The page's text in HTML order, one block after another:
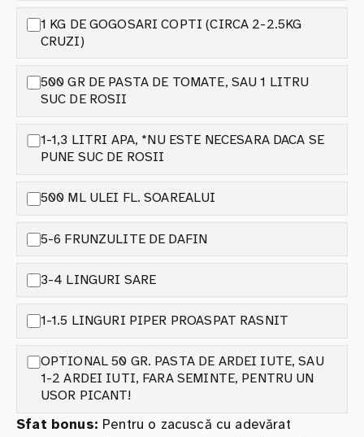
1 KG DE GOGOSARI COPTI (CIRCA 2-2.5KG
CRUZI)
500 GR DE PASTA DE TOMATE, SAU 1 LITRU
SUC DE ROSII
1-1,3 LITRI APA, *NU ESTE NECESARA DACA SE
PUNE SUC DE ROSII
500 ML ULEI FL. SOAREALUI
5-6 FRUNZULITE DE DAFIN
3-4 LINGURI SARE
1-1.5 LINGURI PIPER PROASPAT RASNIT
OPTIONAL 50 GR. PASTA DE ARDEI IUTE, SAU
1-2 ARDEI IUTI, FARA SEMINTE, PENTRU UN
USOR PICANT!
Sfat bonus: Pentru o zacuscă cu adevărat